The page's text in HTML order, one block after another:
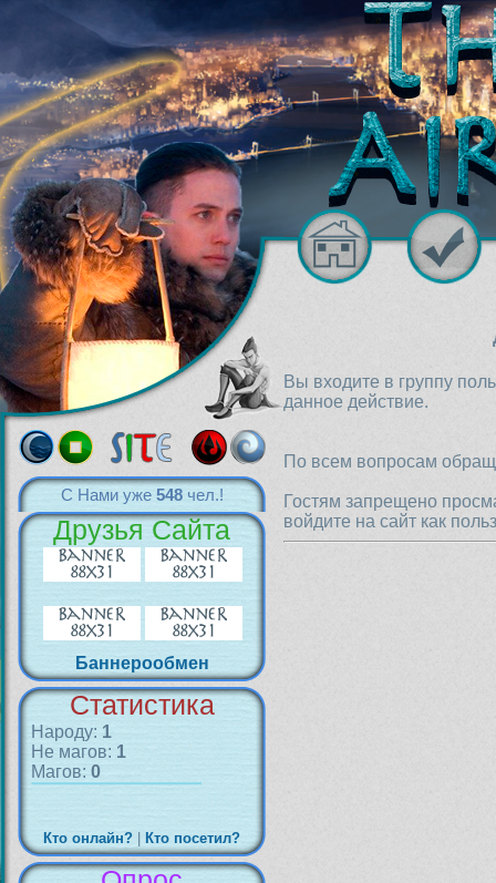
С Нами уже 548чел.!
Друзья Сайта
Баннерообмен
Статистика
Народу: 1
Не магов: 1
Магов: 0
Кто онлайн? Кто посетил?
Вы входите в группу
данное действие.
По всем вопросам
Гостям запрещено
войдите на сайт как